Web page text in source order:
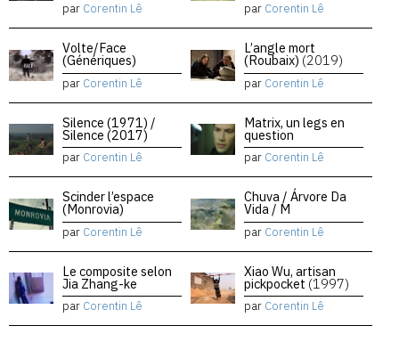
par Corentin Lê par Corentin Lê
Volte/Face
(Génériques)
par Corentin Lê
L’angle mort
(Roubaix) (2019)
par Corentin Lê
Silence (1971) /
Silence (2017)
par Corentin Lê
Matrix, un legs en
question
par Corentin Lê
Scinder l’espace
(Monrovia)
par Corentin Lê
Chuva / Árvore Da
Vida / M
par Corentin Lê
Le composite selon
Jia Zhang-ke
par Corentin Lê
Xiao Wu, artisan
pickpocket (1997)
par Corentin Lê